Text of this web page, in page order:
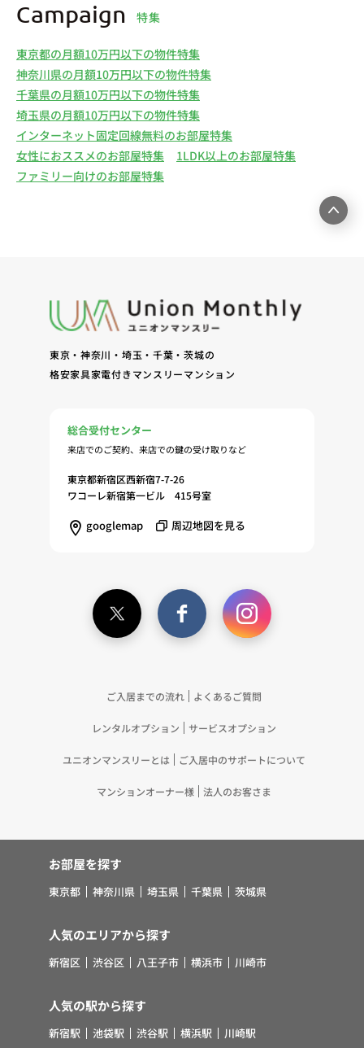
Campaign 特集
東京都の月額10万円以下の物件特集
神奈川県の月額10万円以下の物件特集
千葉県の月額10万円以下の物件特集
埼玉県の月額10万円以下の物件特集
インターネット固定回線無料のお部屋特集
女性におススメのお部屋特集
1LDK以上のお部屋特集
ファミリー向けのお部屋特集
東京・神奈川・埼玉・千葉・茨城の
格安家具家電付きマンスリーマンション
総合受付センター
来店でのご契約、来店での鍵の受け取りなど
東京都新宿区西新宿7-7-26
ワコーレ新宿第一ビル 415号室
googlemap 周辺地図を見る
ご入居までの流れ よくあるご質問
レンタルオプション サービスオプション
ユニオンマンスリーとは ご入居中のサポートについて
マンションオーナー様 法人のお客さま
お部屋を探す
東京都 神奈川県 埼玉県 千葉県 茨城県
人気のエリアから探す
新宿区 渋谷区 八王子市 横浜市 川崎市
人気の駅から探す
新宿駅 池袋駅 渋谷駅 横浜駅 川崎駅